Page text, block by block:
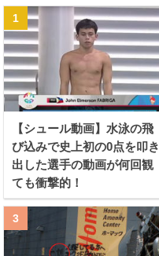
【シュール動画】水泳の飛
び込みで史上初の0点を叩き
出した選手の動画が何回観
ても衝撃的！